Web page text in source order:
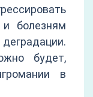
болезням
будет,
в